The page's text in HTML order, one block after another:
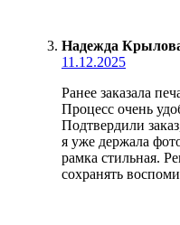
Надежда
11.12.2025
Ранее заказала
Процесс очень
Подтвердили
я уже держала
рамка стильная.
сохранять